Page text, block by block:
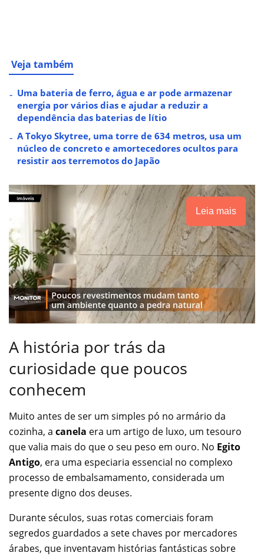
Veja também
Uma bateria de ferro, água e ar pode armazenar
energia por vários dias e ajudar a reduzir a
dependência das baterias de lítio
A Tokyo Skytree, uma torre de 634 metros, usa um
núcleo de concreto e amortecedores ocultos para
resistir aos terremotos do Japão
Leia mais
A história por trás da
curiosidade que poucos
conhecem
Muito antes de ser um simples pó no armário da
cozinha, a canela era um artigo de luxo, um tesouro
que valia mais do que o seu peso em ouro. No Egito
Antigo, era uma especiaria essencial no complexo
processo de embalsamamento, considerada um
presente digno dos deuses.
Durante séculos, suas rotas comerciais foram
segredos guardados a sete chaves por mercadores
árabes, que inventavam histórias fantásticas sobre